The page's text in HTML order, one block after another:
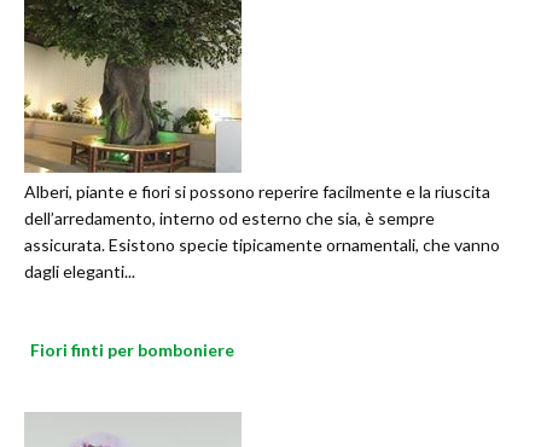
Alberi, piante e fiori si possono reperire facilmente e la riuscita
dell’arredamento, interno od esterno che sia, è sempre
assicurata. Esistono specie tipicamente ornamentali, che vanno
dagli eleganti...
Fiori finti per bomboniere